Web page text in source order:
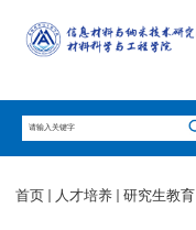
首页 人才培养 研究生教育